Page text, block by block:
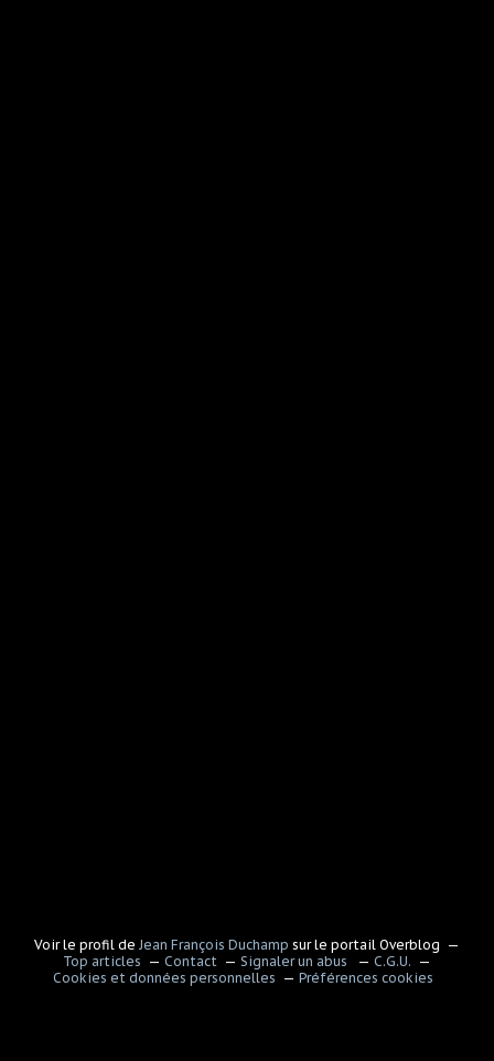
Voir le profil de Jean François Duchamp sur le portail Overblog
Top articles
Contact Signaler un abus
C.G.U.
Cookies et données personnelles
Préférences cookies